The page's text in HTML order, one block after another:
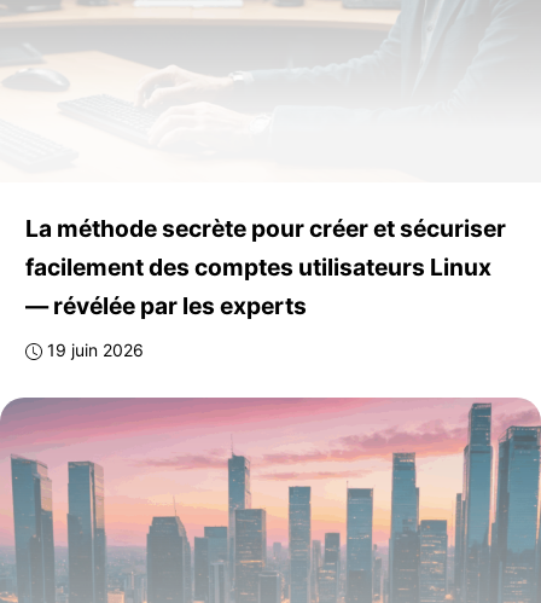
La méthode secrète pour créer et sécuriser
facilement des comptes utilisateurs Linux
— révélée par les experts
19 juin 2026